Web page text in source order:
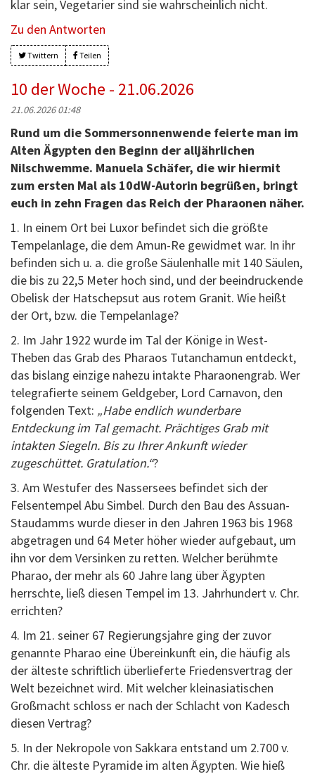
klar sein, Vegetarier sind sie wahrscheinlich nicht.
Zu den Antworten
Twittern Teilen
10 der Woche - 21.06.2026
21.06.2026 01:48
Rund um die Sommersonnenwende feierte man im
Alten Ägypten den Beginn der alljährlichen
Nilschwemme. Manuela Schäfer, die wir hiermit
zum ersten Mal als 10dW-Autorin begrüßen, bringt
euch in zehn Fragen das Reich der Pharaonen näher.
1. In einem Ort bei Luxor befindet sich die größte
Tempelanlage, die dem Amun-Re gewidmet war. In ihr
befinden sich u. a. die große Säulenhalle mit 140 Säulen,
die bis zu 22,5 Meter hoch sind, und der beeindruckende
Obelisk der Hatschepsut aus rotem Granit. Wie heißt
der Ort, bzw. die Tempelanlage?
2. Im Jahr 1922 wurde im Tal der Könige in West-
Theben das Grab des Pharaos Tutanchamun entdeckt,
das bislang einzige nahezu intakte Pharaonengrab. Wer
telegrafierte seinem Geldgeber, Lord Carnavon, den
folgenden Text: „Habe endlich wunderbare
Entdeckung im Tal gemacht. Prächtiges Grab mit
intakten Siegeln. Bis zu Ihrer Ankunft wieder
zugeschüttet. Gratulation.“?
3. Am Westufer des Nassersees befindet sich der
Felsentempel Abu Simbel. Durch den Bau des Assuan-
Staudamms wurde dieser in den Jahren 1963 bis 1968
abgetragen und 64 Meter höher wieder aufgebaut, um
ihn vor dem Versinken zu retten. Welcher berühmte
Pharao, der mehr als 60 Jahre lang über Ägypten
herrschte, ließ diesen Tempel im 13. Jahrhundert v. Chr.
errichten?
4. Im 21. seiner 67 Regierungsjahre ging der zuvor
genannte Pharao eine Übereinkunft ein, die häufig als
der älteste schriftlich überlieferte Friedensvertrag der
Welt bezeichnet wird. Mit welcher kleinasiatischen
Großmacht schloss er nach der Schlacht von Kadesch
diesen Vertrag?
5. In der Nekropole von Sakkara entstand um 2.700 v.
Chr. die älteste Pyramide im alten Ägypten. Wie hieß